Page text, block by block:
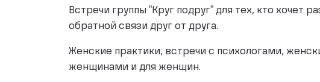
Встречи группы "Круг подруг" для тех, кто
обратной связи друг от друга.
Женские практики, встречи с психологами,
женщинами и для женщин.